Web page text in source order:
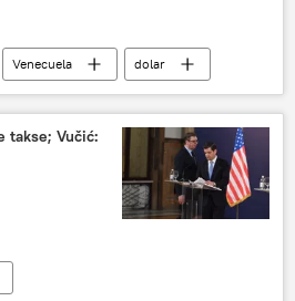
Venecuela dolar
takse; Vučić: